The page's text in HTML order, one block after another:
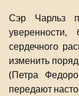
Сэр Чарльз
сердечного
изменить
(Петра
передают